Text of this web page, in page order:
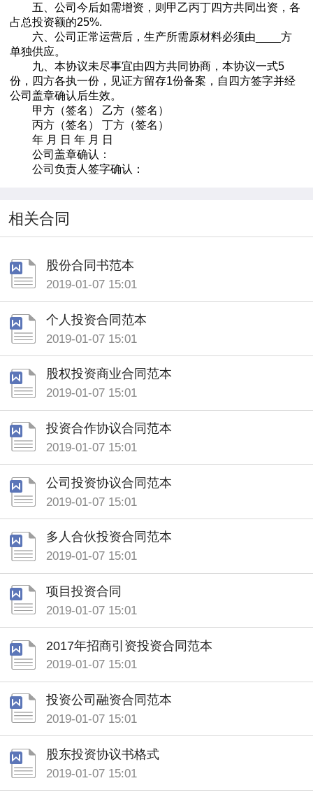
五、公司今后如需增资，则甲乙丙丁四方共同出资，各
占总投资额的25%.
六、公司正常运营后，生产所需原材料必须由____方
单独供应。
九、本协议未尽事宜由四方共同协商，本协议一式5
份，四方各执一份，见证方留存1份备案，自四方签字并经
公司盖章确认后生效。
甲方（签名） 乙方（签名）
丙方（签名） 丁方（签名）
年 月 日 年 月 日
公司盖章确认：
公司负责人签字确认：
相关合同
股份合同书范本
2019-01-07 15:01
个人投资合同范本
2019-01-07 15:01
股权投资商业合同范本
2019-01-07 15:01
投资合作协议合同范本
2019-01-07 15:01
公司投资协议合同范本
2019-01-07 15:01
多人合伙投资合同范本
2019-01-07 15:01
项目投资合同
2019-01-07 15:01
2017年招商引资投资合同范本
2019-01-07 15:01
投资公司融资合同范本
2019-01-07 15:01
股东投资协议书格式
2019-01-07 15:01